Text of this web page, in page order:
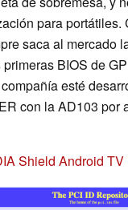
para portátiles.
saca al mercado
BIOS de
esté
con la AD103 por
Shield Android TV